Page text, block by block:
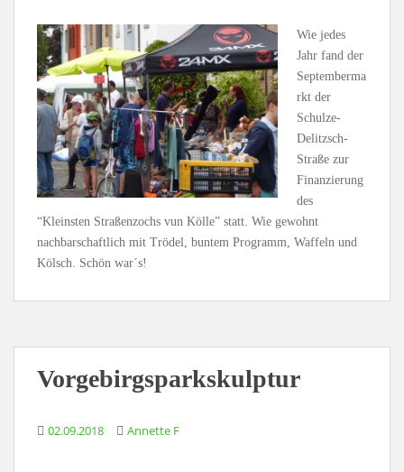
Wie jedes
Jahr fand der
Septemberma
rkt der
Schulze-
Delitzsch-
Straße zur
Finanzierung
des
“Kleinsten Straßenzochs vun Kölle” statt. Wie gewohnt
nachbarschaftlich mit Trödel, buntem Programm, Waffeln und
Kölsch. Schön war´s!
Vorgebirgsparkskulptur
02.09.2018 Annette F